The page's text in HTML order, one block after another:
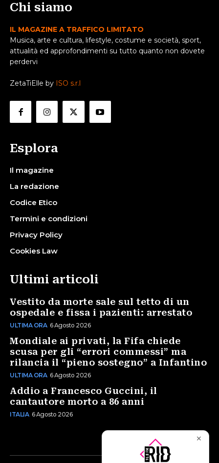
Chi siamo
IL MAGAZINE A TRAFFICO LIMITATO
Musica, arte e cultura, lifestyle, costume e società, sport,
attualità ed approfondimenti su tutto quanto non dovete
perdervi
ZetaTiElle by ISO s.r.l
Esplora
Il magazine
La redazione
Codice Etico
Termini e condizioni
Privacy Policy
Cookies Law
Ultimi articoli
Vestito da morte sale sul tetto di un
ospedale e fissa i pazienti: arrestato
ULTIMA ORA 6 Agosto 2026
Mondiale ai privati, la Fifa chiede
scusa per gli “errori commessi” ma
rilancia il “pieno sostegno” a Infantino
ULTIMA ORA 6 Agosto 2026
Addio a Francesco Guccini, il
cantautore morto a 86 anni
ITALIA 6 Agosto 2026
✕